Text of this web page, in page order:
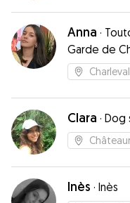
Anna ·
Garde de
Charleval
Clara · Dog
Inès · Inès